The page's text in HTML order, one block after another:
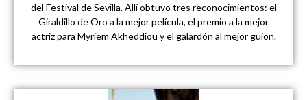
del Festival de Sevilla. Allí obtuvo tres reconocimientos: el
Giraldillo de Oro a la mejor película, el premio a la mejor
actriz para Myriem Akheddiou y el galardón al mejor guion.